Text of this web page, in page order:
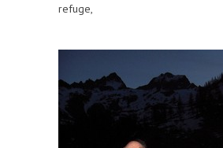
refuge,